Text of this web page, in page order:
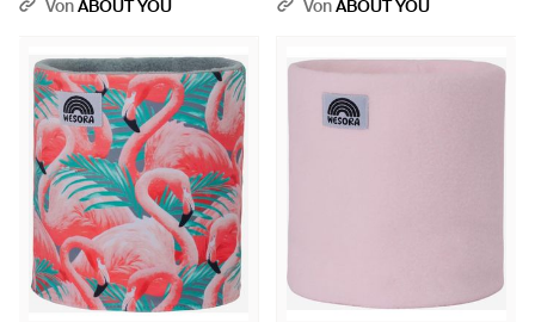
VonABOUT YOU VonABOUT YOU